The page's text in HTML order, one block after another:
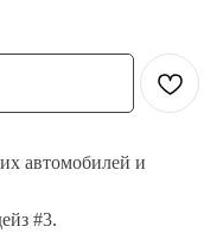
автомобилей и
#3.